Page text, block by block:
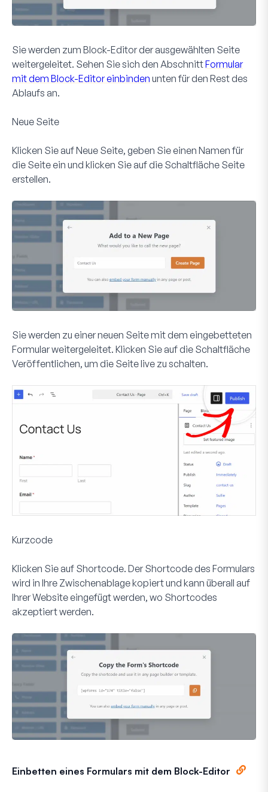
Sie werden zum Block-Editor der ausgewählten Seite
weitergeleitet. Sehen Sie sich den AbschnittFormular
mit dem Block-Editor einbinden unten für den Rest des
Ablaufs an.
Neue Seite
Klicken Sie aufNeue Seite, geben Sie einen Namen für
die Seite ein und klicken Sie auf die Schaltfläche Seite
erstellen.
Sie werden zu einer neuen Seite mit dem eingebetteten
Formular weitergeleitet. Klicken Sie auf die Schaltfläche
Veröffentlichen, um die Seite live zu schalten.
Kurzcode
Klicken Sie auf Shortcode. Der Shortcode des Formulars
wird in Ihre Zwischenablage kopiert und kann überall auf
Ihrer Website eingefügt werden, wo Shortcodes
akzeptiert werden.
Einbetten eines Formulars mit dem Block-Editor